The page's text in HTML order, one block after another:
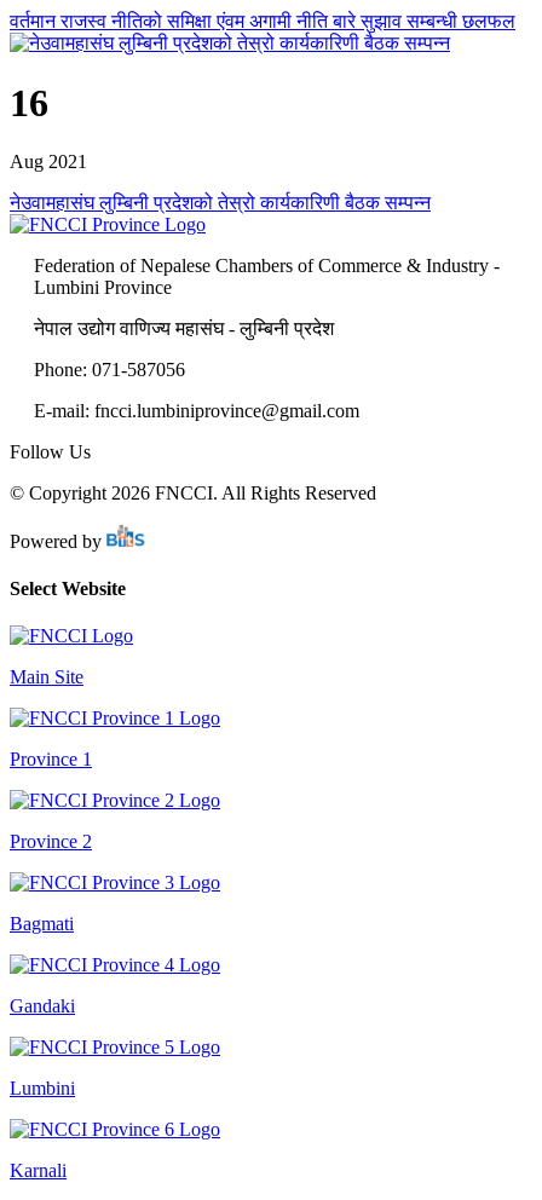
वर्तमान राजस्व नीतिको समिक्षा एंवम अगामी नीति बारे सुझाव सम्बन्धी छलफल
16
Aug 2021
नेउवामहासंघ लुम्बिनी प्रदेशको तेस्रो कार्यकारिणी बैठक सम्पन्न
Federation of Nepalese Chambers of Commerce & Industry -
Lumbini Province
नेपाल उद्योग वाणिज्य महासंघ - लुम्बिनी प्रदेश
Phone: 071-587056
E-mail: fncci.lumbiniprovince@gmail.com
Follow Us
© Copyright 2026 FNCCI. All Rights Reserved
Powered by
Select Website
Main Site
Province 1
Province 2
Bagmati
Gandaki
Lumbini
Karnali